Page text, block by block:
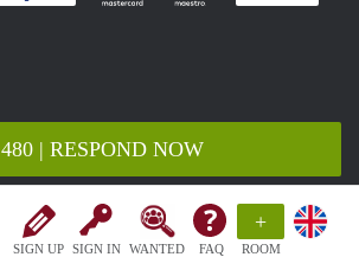
SIGN UP SIGN IN WANTED FAQ
+
ROOM
€ 480 | RESPOND NOW